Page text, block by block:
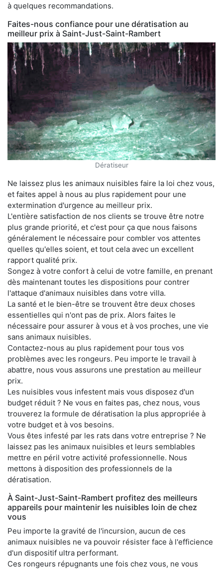
à quelques recommandations.
Faites-nous confiance pour une dératisation au
meilleur prix à Saint-Just-Saint-Rambert
Dératiseur
Ne laissez plus les animaux nuisibles faire la loi chez vous,
et faites appel à nous au plus rapidement pour une
extermination d'urgence au meilleur prix.
L'entière satisfaction de nos clients se trouve être notre
plus grande priorité, et c'est pour ça que nous faisons
généralement le nécessaire pour combler vos attentes
quelles qu'elles soient, et tout cela avec un excellent
rapport qualité prix.
Songez à votre confort à celui de votre famille, en prenant
dès maintenant toutes les dispositions pour contrer
l'attaque d'animaux nuisibles dans votre villa.
La santé et le bien-être se trouvent être deux choses
essentielles qui n'ont pas de prix. Alors faites le
nécessaire pour assurer à vous et à vos proches, une vie
sans animaux nuisibles.
Contactez-nous au plus rapidement pour tous vos
problèmes avec les rongeurs. Peu importe le travail à
abattre, nous vous assurons une prestation au meilleur
prix.
Les nuisibles vous infestent mais vous disposez d'un
budget réduit ? Ne vous en faites pas, chez nous, vous
trouverez la formule de dératisation la plus appropriée à
votre budget et à vos besoins.
Vous êtes infesté par les rats dans votre entreprise ? Ne
laissez pas les animaux nuisibles et leurs semblables
mettre en péril votre activité professionnelle. Nous
mettons à disposition des professionnels de la
dératisation.
À Saint-Just-Saint-Rambert profitez des meilleurs
appareils pour maintenir les nuisibles loin de chez
vous
Peu importe la gravité de l'incursion, aucun de ces
animaux nuisibles ne va pouvoir résister face à l'efficience
d'un dispositif ultra performant.
Ces rongeurs répugnants une fois chez vous, ne vous